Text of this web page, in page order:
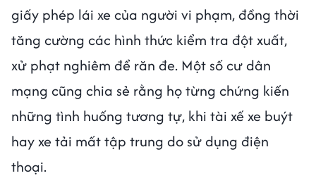
giấy phép lái xe của người vi phạm, đồng thời
tăng cường các hình thức kiểm tra đột xuất,
xử phạt nghiêm để răn đe. Một số cư dân
mạng cũng chia sẻ rằng họ từng chứng kiến
những tình huống tương tự, khi tài xế xe buýt
hay xe tải mất tập trung do sử dụng điện
thoại.